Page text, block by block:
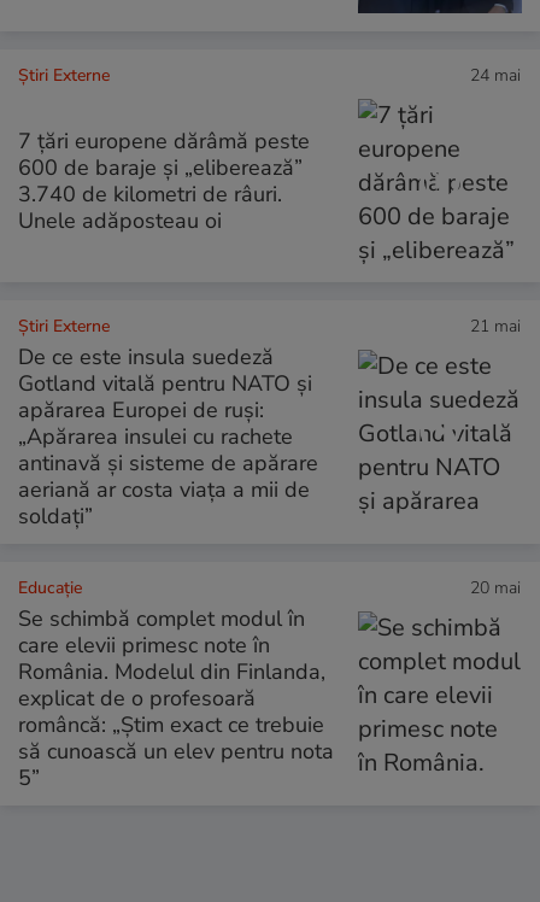
Știri Externe 24 mai
7 țări europene dărâmă peste
600 de baraje și „eliberează”
3.740 de kilometri de râuri.
Unele adăposteau oi
Știri Externe 21 mai
De ce este insula suedeză
Gotland vitală pentru NATO și
apărarea Europei de ruși:
„Apărarea insulei cu rachete
antinavă și sisteme de apărare
aeriană ar costa viața a mii de
soldați”
Educație 20 mai
Se schimbă complet modul în
care elevii primesc note în
România. Modelul din Finlanda,
explicat de o profesoară
româncă: „Știm exact ce trebuie
să cunoască un elev pentru nota
5”